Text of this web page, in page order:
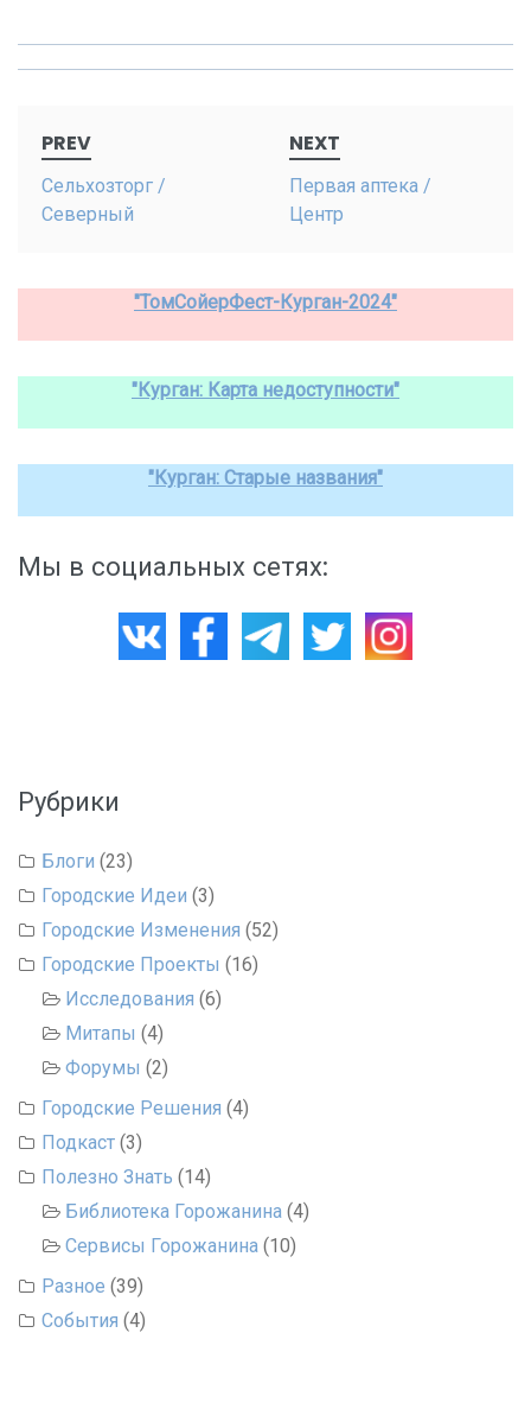
navigation
PREV
Сельхозторг /
Северный
NEXT
Первая аптека /
Центр
"ТомСойерФест-Курган-2024"
"Курган: Карта недоступности"
"Курган: Старые названия"
Мы в социальных сетях:
Рубрики
Блоги (23)
Городские Идеи (3)
Городские Изменения (52)
Городские Проекты (16)
Исследования (6)
Митапы (4)
Форумы (2)
Городские Решения (4)
Подкаст (3)
Полезно Знать (14)
Библиотека Горожанина (4)
Сервисы Горожанина (10)
Разное (39)
События (4)